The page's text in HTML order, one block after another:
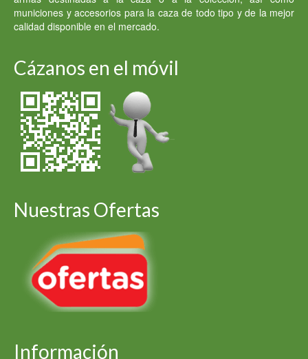
municiones y accesorios para la caza de todo tipo y de la mejor
calidad disponible en el mercado.
Cázanos en el móvil
Nuestras Ofertas
Información